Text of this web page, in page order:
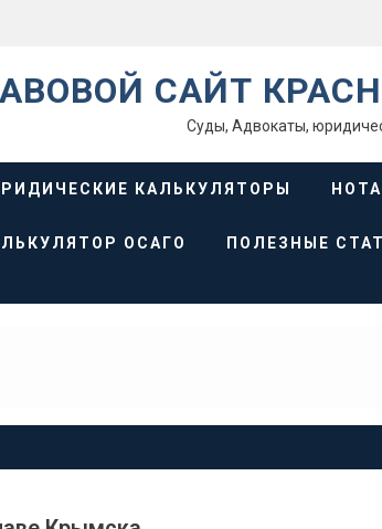
САЙТ
Суды, Адвокаты,
КАЛЬКУЛЯТОРЫ
ОСАГО ПОЛЕЗНЫЕ